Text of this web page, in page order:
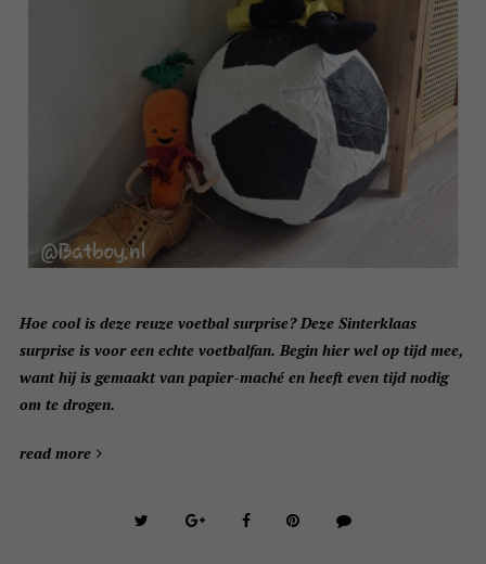
Hoe cool is deze reuze voetbal surprise? Deze Sinterklaas
surprise is voor een echte voetbalfan. Begin hier wel op tijd mee,
want hij is gemaakt van papier-maché en heeft even tijd nodig
om te drogen.
read more